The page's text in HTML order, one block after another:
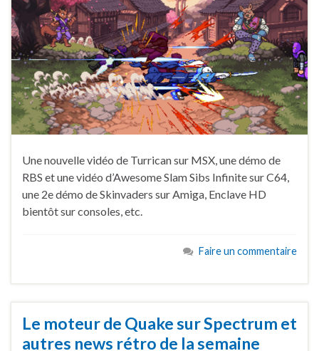
Une nouvelle vidéo de Turrican sur MSX, une démo de
RBS et une vidéo d’Awesome Slam Sibs Infinite sur C64,
une 2e démo de Skinvaders sur Amiga, Enclave HD
bientôt sur consoles, etc.
Faire un commentaire
Le moteur de Quake sur Spectrum et
autres news rétro de la semaine